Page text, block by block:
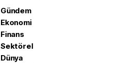
Gündem
Ekonomi
Finans
Sektörel
Dünya